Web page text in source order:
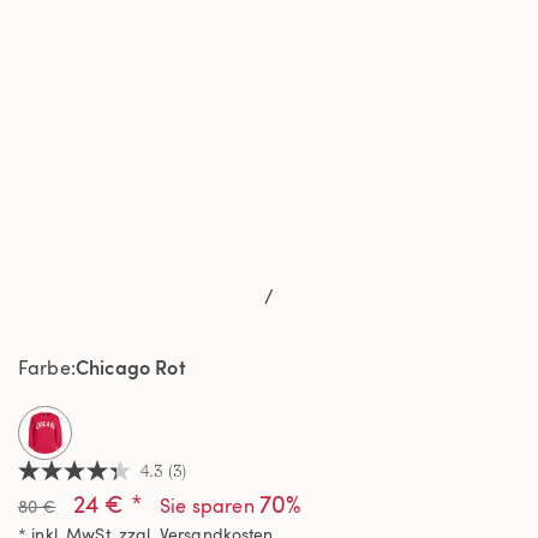
/
4.3
von
5
4.3 (3)
80 € 24 € * Sie sparen 70%
FarbeChicago Rot
selected